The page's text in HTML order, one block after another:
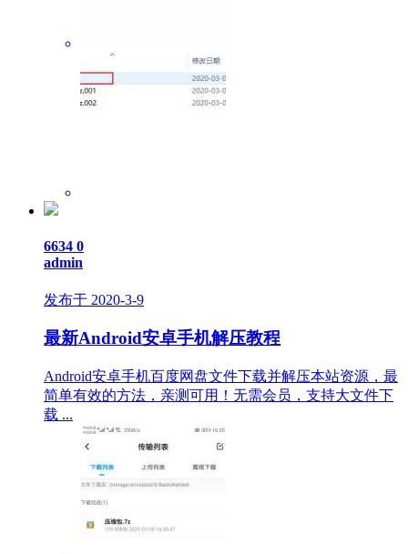
6634 0
admin
发布于 2020-3-9
最新Android安卓手机解压教程
Android安卓手机百度网盘文件下载并解压本站资源，最
简单有效的方法，亲测可用！无需会员，支持大文件下
载 ...